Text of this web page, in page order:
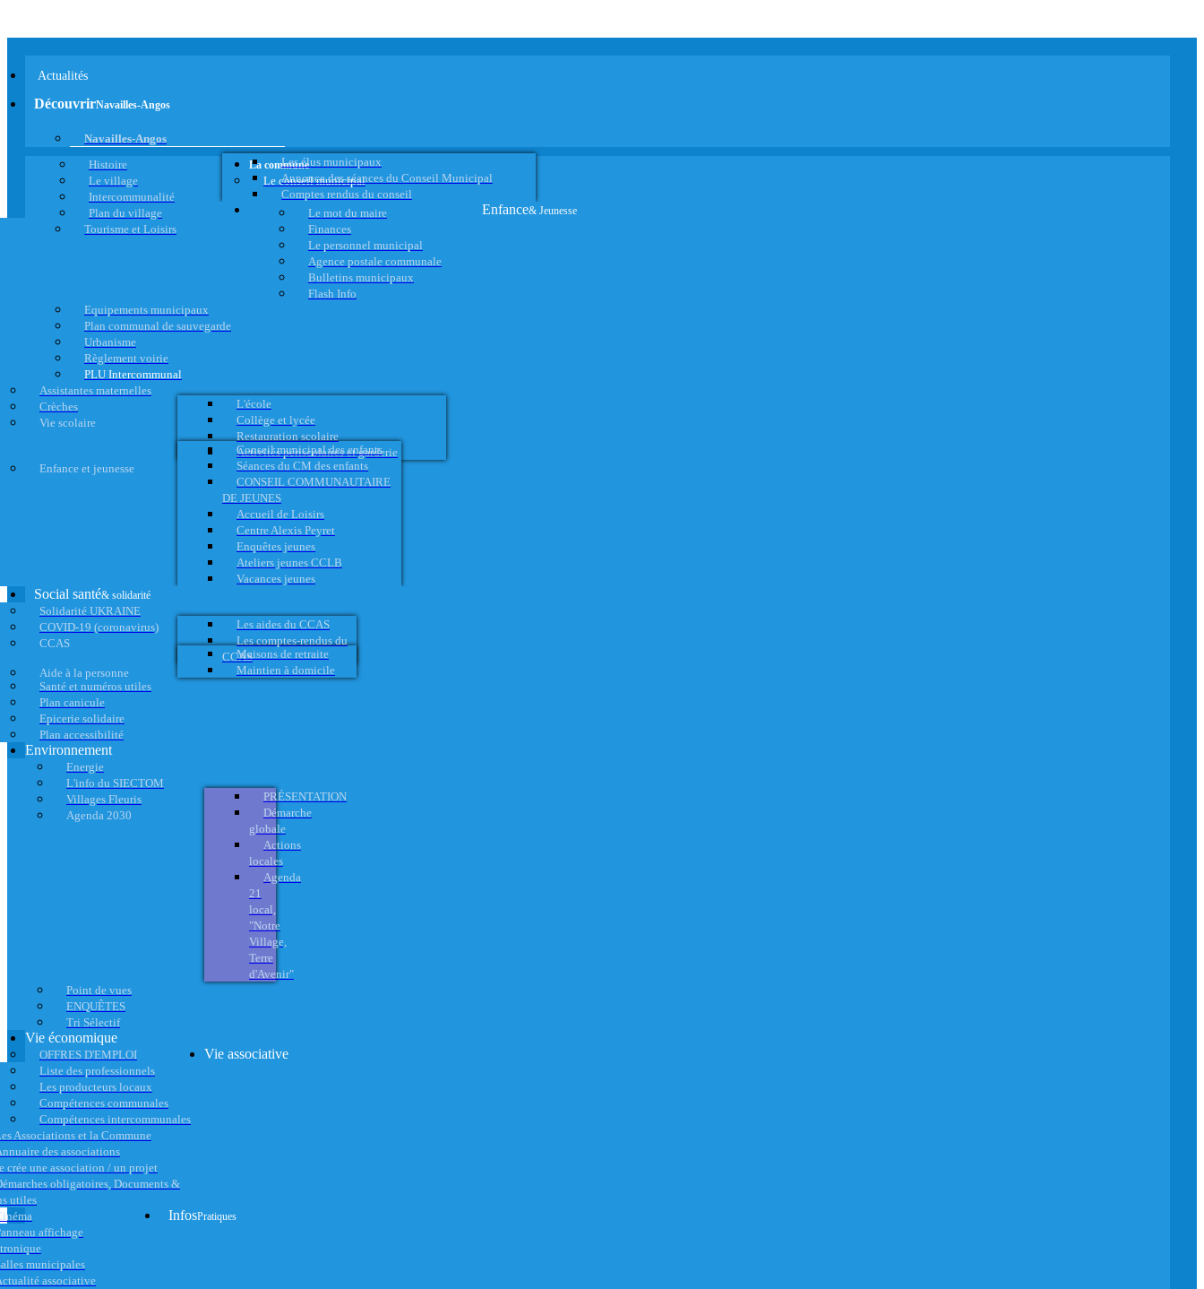
Actualités
DécouvrirNavailles-Angos
Navailles-Angos
Histoire
Le village
Intercommunalité
Plan du village
Tourisme et Loisirs
La commune
Le conseil municipal
Les élus municipaux
Annonce des séances du Conseil Municipal
Comptes rendus du conseil
Le mot du maire
Finances
Le personnel municipal
Agence postale communale
Bulletins municipaux
Flash Info
Equipements municipaux
Plan communal de sauvegarde
Urbanisme
Règlement voirie
PLU Intercommunal
Enfance& Jeunesse
Assistantes maternelles
Crèches
Vie scolaire
L'école
Collège et lycée
Restauration scolaire
Activités périscolaires et garderie
Enfance et jeunesse
Conseil municipal des enfants
Séances du CM des enfants
CONSEIL COMMUNAUTAIRE
DE JEUNES
Accueil de Loisirs
Centre Alexis Peyret
Enquêtes jeunes
Ateliers jeunes CCLB
Vacances jeunes
Social santé& solidarité
Solidarité UKRAINE
COVID-19 (coronavirus)
CCAS
Les aides du CCAS
Les comptes-rendus du
CCAS
Aide à la personne
Maisons de retraite
Maintien à domicile
Santé et numéros utiles
Plan canicule
Epicerie solidaire
Plan accessibilité
Environnement
Energie
L'info du SIECTOM
Villages Fleuris
Agenda 2030
PRÉSENTATION
Démarche
globale
Actions
locales
Agenda
21
local,
"Notre
Village,
Terre
d'Avenir"
Point de vues
ENQUÊTES
Tri Sélectif
Vie économique
OFFRES D'EMPLOI
Liste des professionnels
Les producteurs locaux
Compétences communales
Compétences intercommunales
Vie associative
Associations et la Commune
des associations
crée une association / un projet
obligatoires, Documents &
utiles
affichage
municipales
associative
InfosPratiques